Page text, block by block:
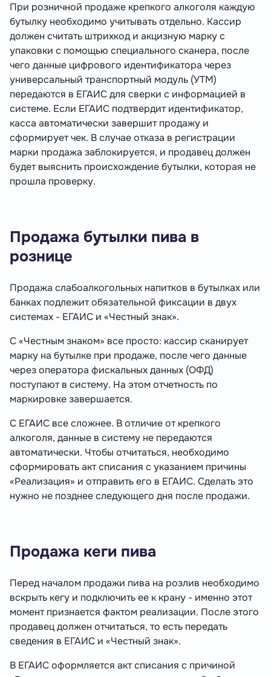
При розничной продаже крепкого алкоголя каждую
бутылку необходимо учитывать отдельно. Кассир
должен считать штрихкод и акцизную марку с
упаковки с помощью специального сканера, после
чего данные цифрового идентификатора через
универсальный транспортный модуль (УТМ)
передаются в ЕГАИС для сверки с информацией в
системе. Если ЕГАИС подтвердит идентификатор,
касса автоматически завершит продажу и
сформирует чек. В случае отказа в регистрации
марки продажа заблокируется, и продавец должен
будет выяснить происхождение бутылки, которая не
прошла проверку.
Продажа бутылки пива в
рознице
Продажа слабоалкогольных напитков в бутылках или
банках подлежит обязательной фиксации в двух
системах - ЕГАИС и «Честный знак».
С «Честным знаком» все просто: кассир сканирует
марку на бутылке при продаже, после чего данные
через оператора фискальных данных (ОФД)
поступают в систему. На этом отчетность по
маркировке завершается.
С ЕГАИС все сложнее. В отличие от крепкого
алкоголя, данные в систему не передаются
автоматически. Чтобы отчитаться, необходимо
сформировать акт списания с указанием причины
«Реализация» и отправить его в ЕГАИС. Сделать это
нужно не позднее следующего дня после продажи.
Продажа кеги пива
Перед началом продажи пива на розлив необходимо
вскрыть кегу и подключить ее к крану - именно этот
момент признается фактом реализации. После этого
продавец должен отчитаться, то есть передать
сведения в ЕГАИС и «Честный знак».
В ЕГАИС оформляется акт списания с причиной